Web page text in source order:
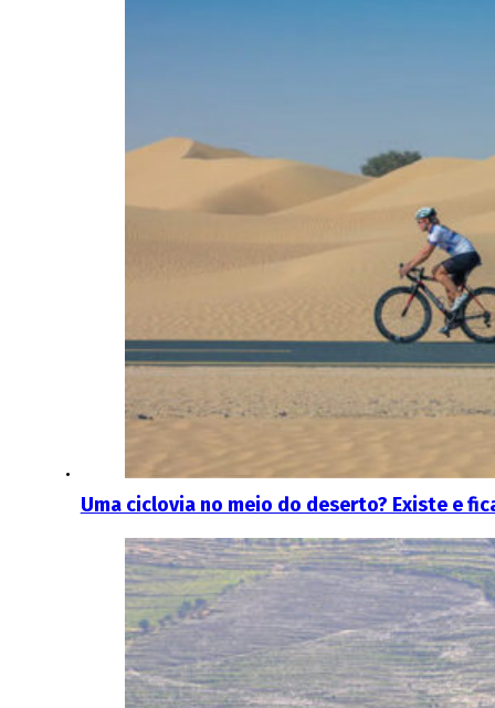
Uma ciclovia no meio do deserto? Existe e